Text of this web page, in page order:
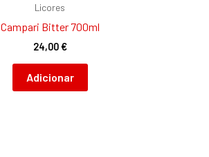
Licores
Campari Bitter 700ml
24,00€
Adicionar